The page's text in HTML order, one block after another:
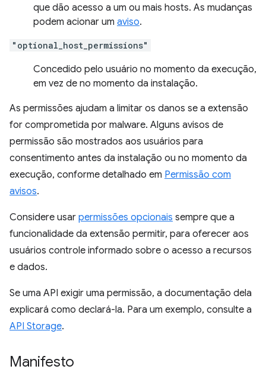
que dão acesso a um ou mais hosts. As mudanças
podem acionar um aviso.
"optional_host_permissions"
Concedido pelo usuário no momento da execução,
em vez de no momento da instalação.
As permissões ajudam a limitar os danos se a extensão
for comprometida por malware. Alguns avisos de
permissão são mostrados aos usuários para
consentimento antes da instalação ou no momento da
execução, conforme detalhado em Permissão com
avisos.
Considere usar permissões opcionais sempre que a
funcionalidade da extensão permitir, para oferecer aos
usuários controle informado sobre o acesso a recursos
e dados.
Se uma API exigir uma permissão, a documentação dela
explicará como declará-la. Para um exemplo, consulte a
API Storage.
Manifesto